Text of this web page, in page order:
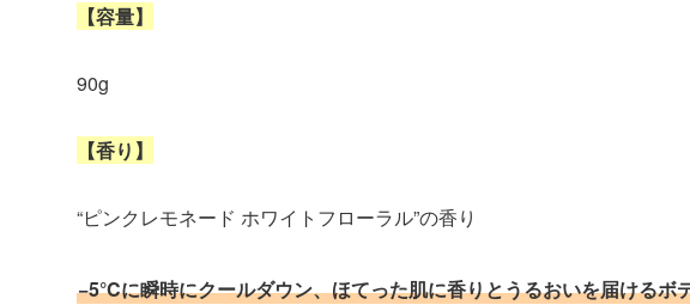
【容量】
90g
【香り】
“ピンクレモネード ホワイトフローラル”の香り
−5°Cに瞬時にクールダウン、ほてった肌に香りとうるおいを届ける